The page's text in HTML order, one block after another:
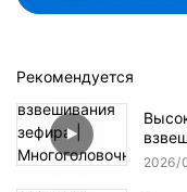
Рекомендуется
весы
2026